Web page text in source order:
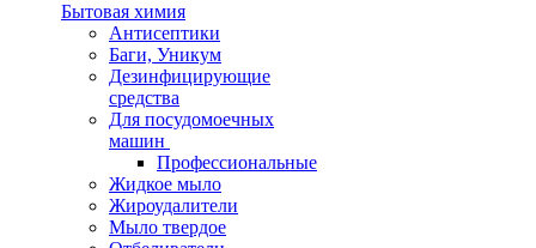
Бытовая химия
Антисептики
Баги, Уникум
Дезинфицирующие
средства
Для посудомоечных
машин
Профессиональные
Жидкое мыло
Жироудалители
Мыло твердое